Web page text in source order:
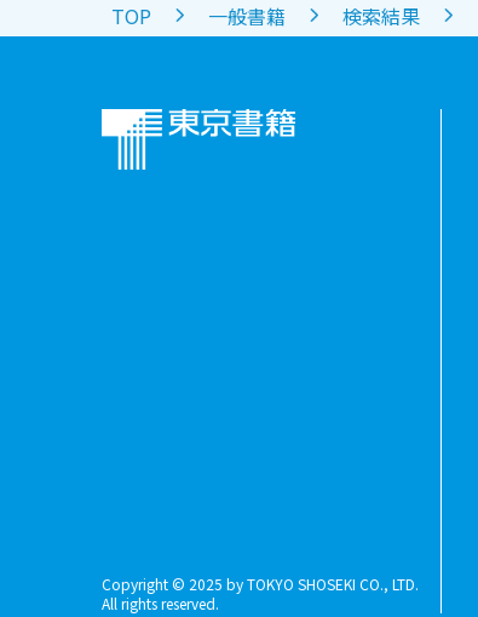
TOP 一般書籍 検索結果
Copyright © 2025 by TOKYO SHOSEKI CO., LTD.
All rights reserved.